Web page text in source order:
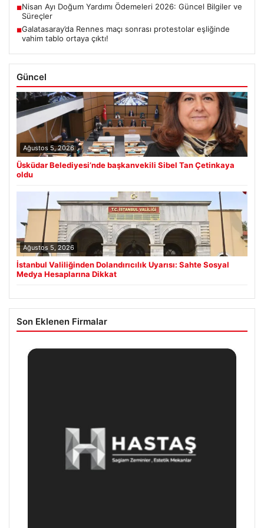
■Nisan Ayı Doğum Yardımı Ödemeleri 2026: Güncel Bilgiler ve
Süreçler
■Galatasaray’da Rennes maçı sonrası protestolar eşliğinde
vahim tablo ortaya çıktı!
Güncel
Ağustos 5, 2026
Üsküdar Belediyesi’nde başkanvekili Sibel Tan Çetinkaya
oldu
Ağustos 5, 2026
İstanbul Valiliğinden Dolandırıcılık Uyarısı: Sahte Sosyal
Medya Hesaplarına Dikkat
Son Eklenen Firmalar